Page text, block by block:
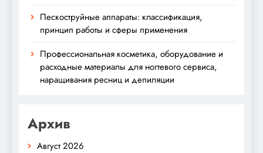
Пескоструйные аппараты: классификация,
принцип работы и сферы применения
Профессиональная косметика, оборудование и
расходные материалы для ногтевого сервиса,
наращивания ресниц и депиляции
Архив
Август 2026